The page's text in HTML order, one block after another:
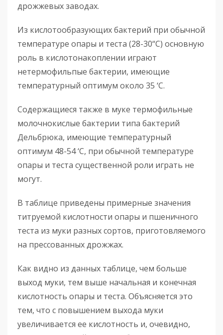
дрожжевых заводах.
Из кислотообразующих бактерий при обычной
температуре опары и теста (28-30“С) основную
роль в кислотонакоплении играют
нетермофильпые бактерии, имеющие
температурный оптимум около 35 ‘С.
Содержащиеся также в муке термофильные
молочнокислые бактерии типа бактерий
Дельбрюка, имеющие температурный
оптимум 48-54 ‘С, при обычной температуре
опары и теста существенной роли играть не
могут.
В таблице приведены примерные значения
титруемой кислотности опары и пшеничного
теста из муки разных сортов, приготовляемого
на прессованных дрожжах.
Как видно из данных таблице, чем больше
выход муки, тем выше начальная и конечная
кислотность опары и теста. Объясняется это
тем, что с повышением выхода муки
увеличивается ее кислотность и, очевидно,